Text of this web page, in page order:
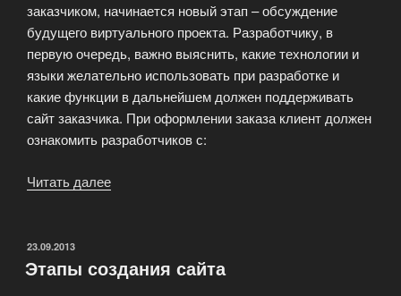
заказчиком, начинается новый этап – обсуждение
будущего виртуального проекта. Разработчику, в
первую очередь, важно выяснить, какие технологии и
языки желательно использовать при разработке и
какие функции в дальнейшем должен поддерживать
сайт заказчика. При оформлении заказа клиент должен
ознакомить разработчиков с:
Читать далее
учитывать
ОПУБЛИКОВАНО
23.09.2013
Этапы создания сайта